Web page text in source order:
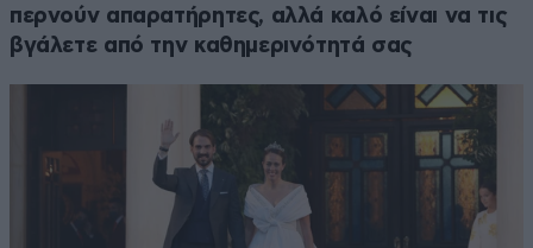
περνούν απαρατήρητες, αλλά καλό είναι να τις
βγάλετε από την καθημερινότητά σας